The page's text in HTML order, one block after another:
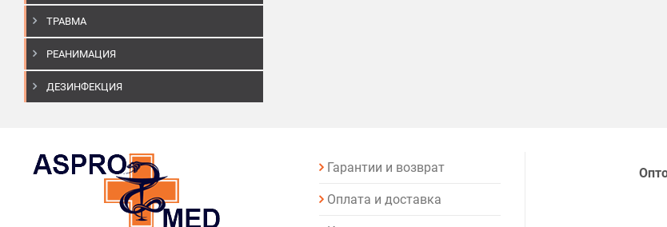
ТРАВМА
РЕАНИМАЦИЯ
ДЕЗИНФЕКЦИЯ
Гарантии и возврат
Оплата и доставка